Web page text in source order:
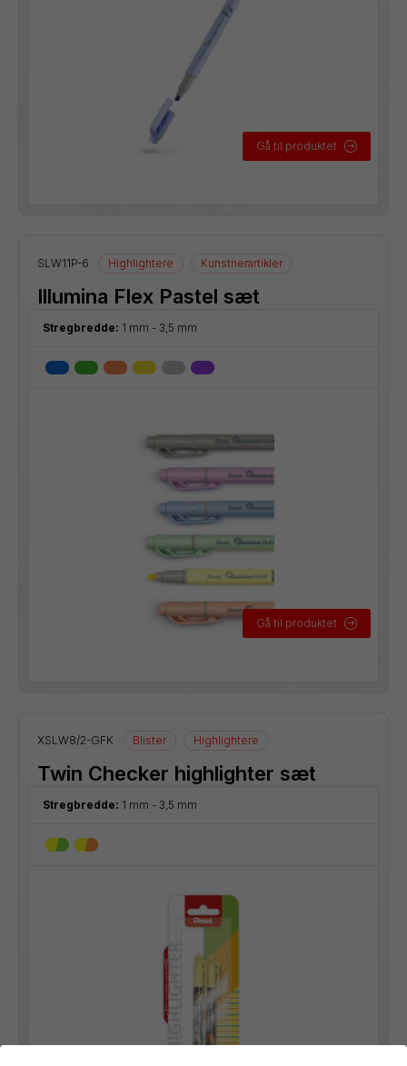
Gå til produktet
SLW11P-6 Highlightere Kunstnerartikler
Illumina Flex Pastel sæt
Stregbredde: 1 mm - 3,5 mm
Gå til produktet
XSLW8/2-GFK Blister Highlightere
Twin Checker highlighter sæt
Stregbredde: 1 mm - 3,5 mm